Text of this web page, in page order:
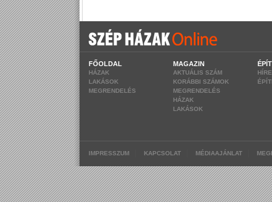
FŐOLDAL
HÁZAK
LAKÁSOK
MEGRENDELÉS
MAGAZIN
AKTUÁLIS SZÁM
KORÁBBI SZÁMOK
MEGRENDELÉS
HÁZAK
LAKÁSOK
IMPRESSZUM KAPCSOLAT MÉDIAAJÁNLAT